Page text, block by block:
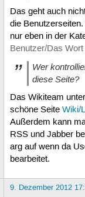
Das geht auch
die
nur eben in der
Benutzer/Das Wort
Wer
diese Seite?
Das Wikiteam
schöne Seite Wiki/
Außerdem kann
RSS und Jabber
arg auf wenn da
bearbeitet.
9. Dezember 2012